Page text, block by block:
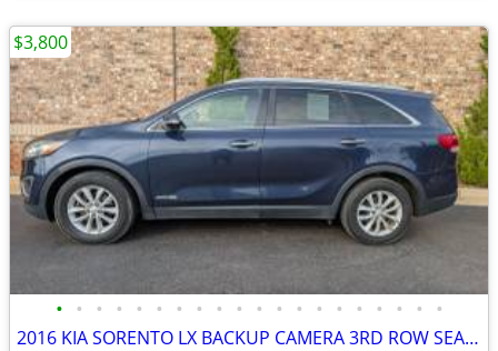
• • • • • • • • • • • • • • • • • • • •
2016 KIA SORENTO LX BACKUP CAMERA 3RD ROW SEATS COLD A/C RUNS EXCELLENT
$3,800